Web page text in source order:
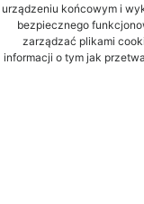
urządzeniu końcowym i
bezpiecznego
zarządzać plikami
informacji o tym jak